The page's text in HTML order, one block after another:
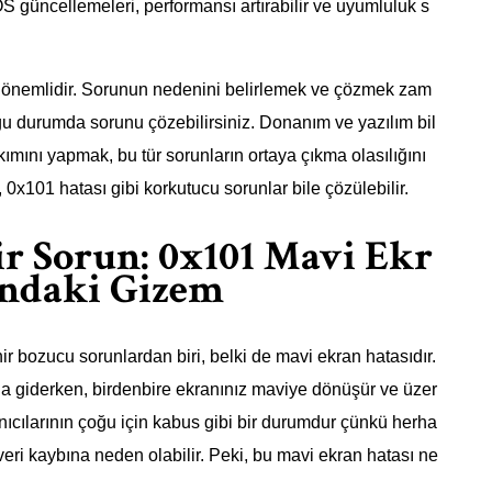
güncellemeleri, performansı artırabilir ve uyumluluk s
önemlidir. Sorunun nedenini belirlemek ve çözmek zam
durumda sorunu çözebilirsiniz. Donanım ve yazılım bil
yapmak, bu tür sorunların ortaya çıkma olasılığını
hatası gibi korkutucu sorunlar bile çözülebilir.
Sorun: 0x101 Mavi Ekr
Gizem
bozucu sorunlardan biri, belki de mavi ekran hatasıdır.
giderken, birdenbire ekranınız maviye dönüşür ve üzer
çoğu için kabus gibi bir durumdur çünkü herha
kaybına neden olabilir. Peki, bu mavi ekran hatası ne